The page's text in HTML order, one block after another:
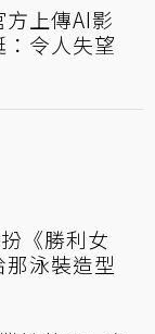
方上傳AI影
令人失望
《勝利女
泳裝造型